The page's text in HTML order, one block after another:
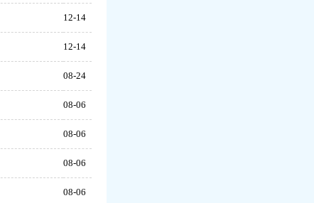
12-14
12-14
08-24
08-06
08-06
08-06
08-06